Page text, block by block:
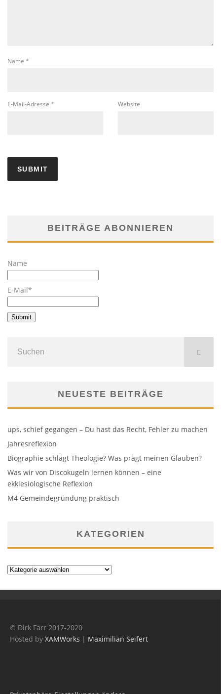
Name *
E-Mail-Adresse * Website
BEITRÄGE ABONNIEREN
Name
E-Mail*
NEUESTE BEITRÄGE
ups, schief gegangen – Du hast das Recht, Fehler zu machen
Jahresreflexion
Biographie schlägt Theologie? Was prägt meinen Glauben?
Was wir von Discokugeln lernen können – eine
ekklesiologische Reflexion
M4 Gemeindegründung praktisch
KATEGORIEN
Kategorien
© Dirk Farr 2017-2020
Hosted by XAMWorks | Maximilian Seifert